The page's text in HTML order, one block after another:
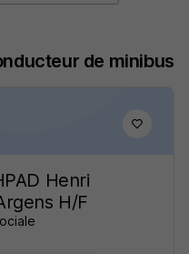
de minibus
Henri
H/F